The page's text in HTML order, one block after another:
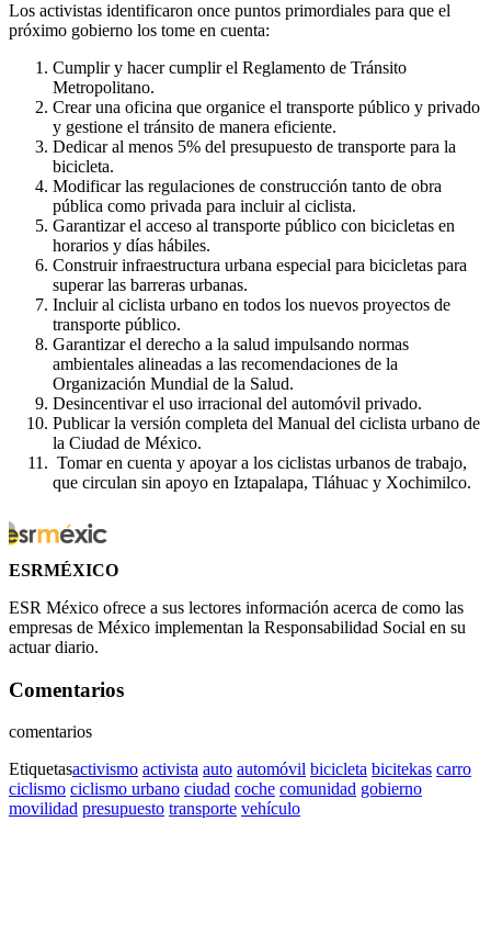
Los activistas identificaron once puntos primordiales para que el
próximo gobierno los tome en cuenta:
Cumplir y hacer cumplir el Reglamento de Tránsito
Metropolitano.
Crear una oficina que organice el transporte público y privado
y gestione el tránsito de manera eficiente.
Dedicar al menos 5% del presupuesto de transporte para la
bicicleta.
Modificar las regulaciones de construcción tanto de obra
pública como privada para incluir al ciclista.
Garantizar el acceso al transporte público con bicicletas en
horarios y días hábiles.
Construir infraestructura urbana especial para bicicletas para
superar las barreras urbanas.
Incluir al ciclista urbano en todos los nuevos proyectos de
transporte público.
Garantizar el derecho a la salud impulsando normas
ambientales alineadas a las recomendaciones de la
Organización Mundial de la Salud.
Desincentivar el uso irracional del automóvil privado.
Publicar la versión completa del Manual del ciclista urbano de
la Ciudad de México.
Tomar en cuenta y apoyar a los ciclistas urbanos de trabajo,
que circulan sin apoyo en Iztapalapa, Tláhuac y Xochimilco.
ESRMÉXICO
ESR México ofrece a sus lectores información acerca de como las
empresas de México implementan la Responsabilidad Social en su
actuar diario.
Comentarios
comentarios
Etiquetasactivismo activista auto automóvil bicicleta bicitekas carro
ciclismo ciclismo urbano ciudad coche comunidad gobierno
movilidad presupuesto transporte vehículo